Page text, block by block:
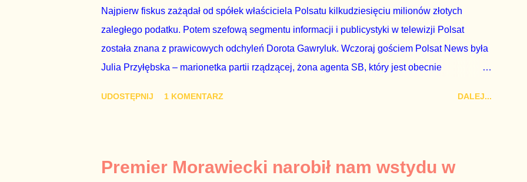
Najpierw fiskus zażądał od spółek właściciela Polsatu kilkudziesięciu milionów złotych
zaległego podatku. Potem szefową segmentu informacji i publicystyki w telewizji Polsat
została znana z prawicowych odchyleń Dorota Gawryluk. Wczoraj gościem Polsat News była
Julia Przyłębska – marionetka partii rządzącej, żona agenta SB, który jest obecnie
z TVP i TVN nie dorastają do pięt. Smutne, że znowu dał się złamać partii Jarosława
Kaczyńskiego. Znowu, bo w 2007 roku też tak się stało. Na kilka tygodni przed
UDOSTĘPNIJ 1 KOMENTARZ DALEJ...
Premier Morawiecki narobił nam wstydu w